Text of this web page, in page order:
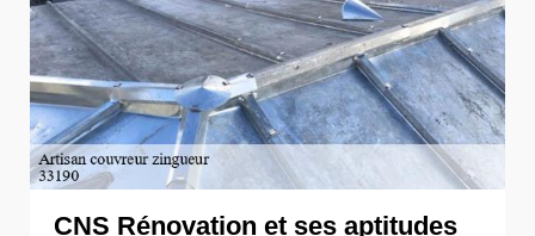
CNS Rénovation et ses aptitudes